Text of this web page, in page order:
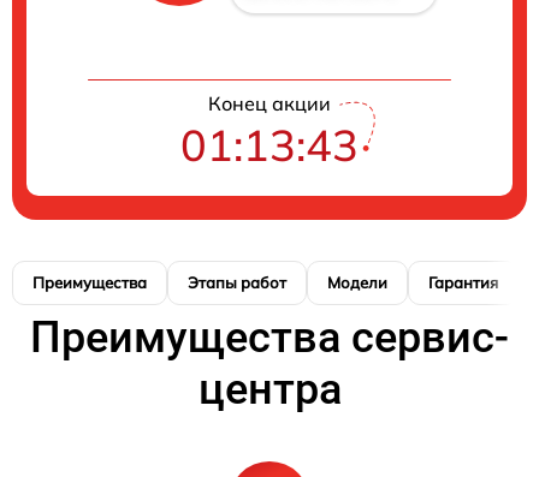
Конец акции
01:13:42
Преимущества Этапы работ Модели Гарантия
Преимущества сервис-
центра